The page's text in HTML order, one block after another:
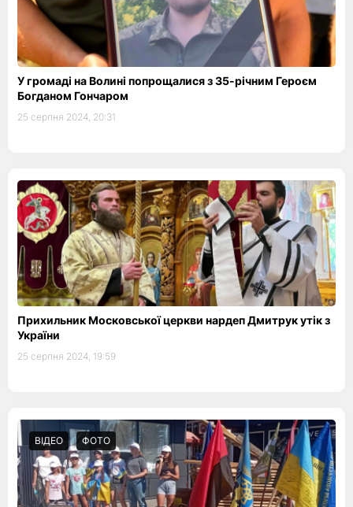
У громаді на Волині попрощалися з 35-річним Героєм
Богданом Гончаром
25 серпня 2024, 20:31
Прихильник Московської церкви нардеп Дмитрук утік з
України
25 серпня 2024, 19:59
ВІДЕО ФОТО